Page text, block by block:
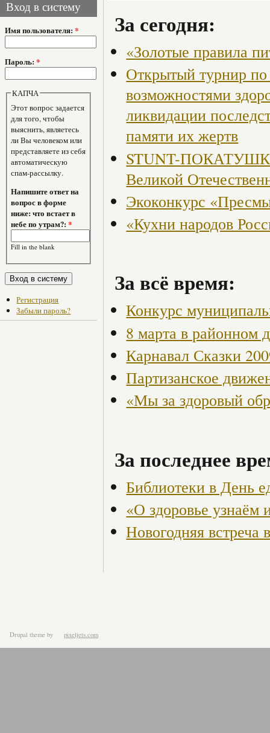
Вход в систему
Имя пользователя: *
Пароль: *
КАПЧА
Этот вопрос задается
для того, чтобы
выяснить, являетесь
ли Вы человеком или
представляете из себя
автоматическую
спам-рассылку.
Напишите ответ на
вопрос в форме
ниже: что встает в
небе по утрам?:*
Fill in the blank
Регистрация
Забыли пароль?
За сегодня:
«Золотые правила
Открытый турнир
возможностями
ликвидации
памяти их жертв
STUNT-
Великой
Экоконкурс
«Кухни народов
За всё время:
Конкурс
8 марта в районном
Карнавал Сказки
Партизанское
«Мы за здоровый
За последнее
Библиотеки в День
«О здоровье узнаём
Новогодняя
Drupal theme by pixeljets.com